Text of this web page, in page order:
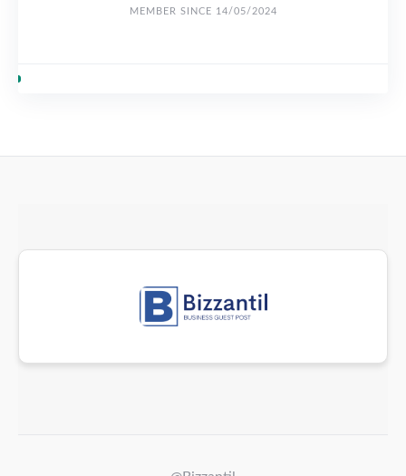
MEMBER SINCE 14/05/2024